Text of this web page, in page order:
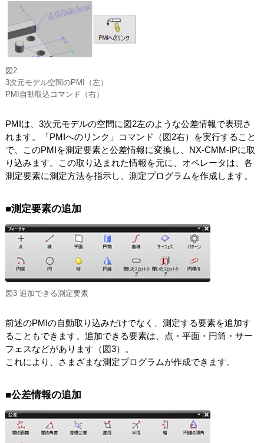
図2
3次元モデル空間のPMI（左）
PMI自動取込コマンド（右）
PMIは、3次元モデルの空間に図2左のような公差情報で表現さ
れます。「PMIへのリンク」コマンド（図2右）を実行すること
で、このPMIを測定要素と公差情報に変換し、NX-CMM-IPに取
り込みます。この取り込まれた情報を元に、オペレータは、各
測定要素に測定方法を指示し、測定プログラムを作成します。
■測定要素の追加
図3 追加できる測定要素
前述のPMIの自動取り込みだけでなく、測定する要素を追加す
ることもできます。追加できる要素は、点・平面・円筒・サー
フェスなどがあります（図3）。
これにより、さまざまな測定プログラムが作成できます。
■公差情報の追加